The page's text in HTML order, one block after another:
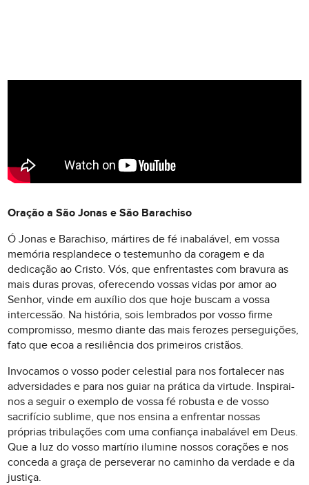
Oração a São Jonas e São Barachiso
Ó Jonas e Barachiso, mártires de fé inabalável, em vossa
memória resplandece o testemunho da coragem e da
dedicação ao Cristo. Vós, que enfrentastes com bravura as
mais duras provas, oferecendo vossas vidas por amor ao
Senhor, vinde em auxílio dos que hoje buscam a vossa
intercessão. Na história, sois lembrados por vosso firme
compromisso, mesmo diante das mais ferozes perseguições,
fato que ecoa a resiliência dos primeiros cristãos.
Invocamos o vosso poder celestial para nos fortalecer nas
adversidades e para nos guiar na prática da virtude. Inspirai-
nos a seguir o exemplo de vossa fé robusta e de vosso
sacrifício sublime, que nos ensina a enfrentar nossas
próprias tribulações com uma confiança inabalável em Deus.
Que a luz do vosso martírio ilumine nossos corações e nos
conceda a graça de perseverar no caminho da verdade e da
justiça.